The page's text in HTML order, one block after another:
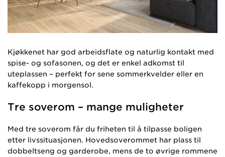
Kjøkkenet har god arbeidsflate og naturlig kontakt med
spise- og sofasonen, og det er enkel adkomst til
uteplassen – perfekt for sene sommerkvelder eller en
kaffekopp i morgensol.
Tre soverom – mange muligheter
Med tre soverom får du friheten til å tilpasse boligen
etter livssituasjonen. Hovedsoverommet har plass til
dobbeltseng og garderobe, mens de to øvrige rommene